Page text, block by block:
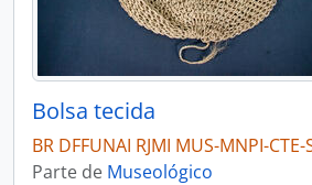
Bolsa tecida
BR DFFUNAI RJMI MUS-MNPI-
Parte de Museológico